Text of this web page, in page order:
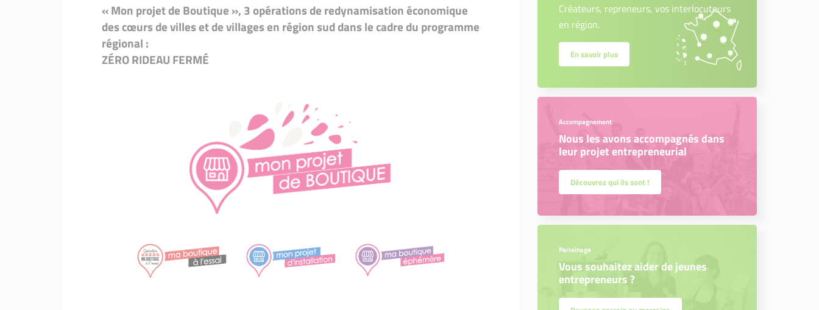
« Mon projet de Boutique », 3 opérations de redynamisation économique
des cœurs de villes et de villages en région sud dans le cadre du programme
régional :
ZÉRO RIDEAU FERMÉ
Créateurs, repreneurs, vos interlocuteurs
en région.
En savoir plus
Accompagnement
Nous les avons accompagnés dans
leur projet entrepreneurial
Découvrez qui ils sont !
Parrainage
Vous souhaitez aider de jeunes
entrepreneurs ?